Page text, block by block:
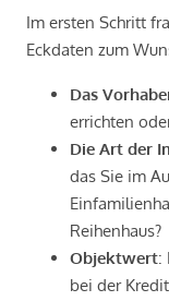
Im ersten Schritt
Eckdaten zum
Das
errichten
Die Art der
das Sie im
Reihenhaus?
Objektwert:
bei der